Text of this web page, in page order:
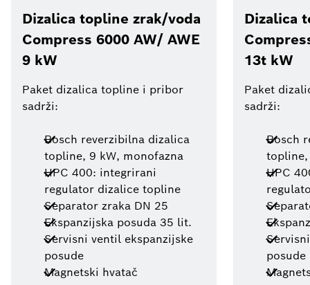
Dizalica topline zrak/voda
Compress 6000 AW/ AWE
9 kW
Paket dizalica topline i pribor
sadrži:
Bosch reverzibilna dizalica
topline, 9 kW, monofazna
HPC 400: integrirani
regulator dizalice topline
Separator zraka DN 25
Ekspanzijska posuda 35 lit.
Servisni ventil ekspanzijske
posude
Magnetski hvatač
Dizalica
13t kW
Paket
sadrži:
Bosch
topline,
HPC
posude